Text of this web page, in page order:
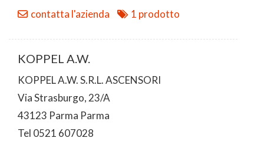
contatta l'azienda 1 prodotto
KOPPEL A.W.
KOPPEL A.W. S.R.L. ASCENSORI
Via Strasburgo, 23/A
43123 Parma Parma
Tel 0521 607028